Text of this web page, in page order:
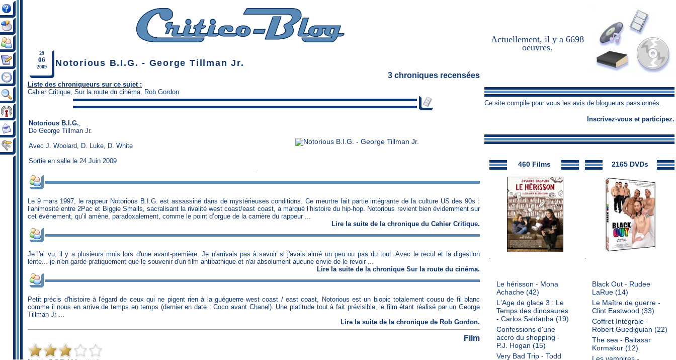
Actuellement, il y a 6698
oeuvres.
Ce site compile pour vous les avis de blogueurs passionnés.
Inscrivez-vous et participez.
2165 DVDs
Black Out - Rudee
LaRue(14)
Le Maître de guerre -
Clint Eastwood (33)
Coffret Intégrale -
Robert Guediguian (22)
The sea - Baltasar
Kormakur(12)
460 Films
Le hérisson - Mona
Achache(42)
L'Age de glace 3 : Le
Temps des dinosaures
- Carlos Saldanha(19)
Confessions d'une
accro du shopping -
P.J. Hogan (15)
Very Bad Trip - Todd
29
06
2009 Notorious B.I.G. - George Tillman Jr.
3 chroniques recensées
Liste des chroniqueurs sur ce sujet :
Cahier Critique, Sur la route du cinéma, Rob Gordon
Notorious B.I.G.,
De George Tillman Jr.
Avec J. Woolard, D. Luke, D. White
Sortie en salle le 24 Juin 2009
.
Le 9 mars 1997, le rappeur Notorious B.I.G. est assassiné dans de mystérieuses conditions. Ce meurtre fait partie intégrante de la culture US des 90s :
l’animosité entre 2Pac et Biggie Smalls, sacralisant la rivalité west coast/east coast, a marqué l’histoire du hip-hop. Notorious revient bien évidemment sur
cet événement, qu’il amène, paradoxalement, comme le point d’orgue de la carrière du rappeur ...
Lire la suite de la chronique du Cahier Critique.
Je l'ai vu, il y a plusieurs mois lors d'une avant-première. Je n'arrivais pas à savoir si j'avais aimé un peu ou pas du tout. Avec le recul et la digestion
lente... je n'en garde pratiquement que le souvenir d'un film antipathique et n'ai absolument aucune envie de le revoir ...
Lire la suite de la chronique Sur la route du cinéma.
Petit précis d'histoire à l'égard de ceux qui ne pigent rien à la guéguerre west coast / east coast, Notorious est un biopic totalement cousu de fil blanc
comme il nous en arrive de temps en temps (dernier en date : Coco avant Chanel). Une platitude tout à fait prévisible, le film étant réalisé par un George
Tillman Jr ...
Lire la suite de la chronique de Rob Gordon.
Film